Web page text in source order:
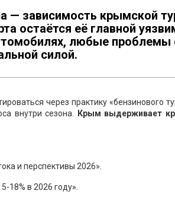
— зависимость крымской
остаётся её главной
любые проблемы
силой.
через практику «бензинового
внутри сезона.
Крым выдерживает
и перспективы 2026».
18% в 2026 году».